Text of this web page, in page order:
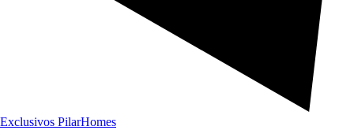
Exclusivos PilarHomes